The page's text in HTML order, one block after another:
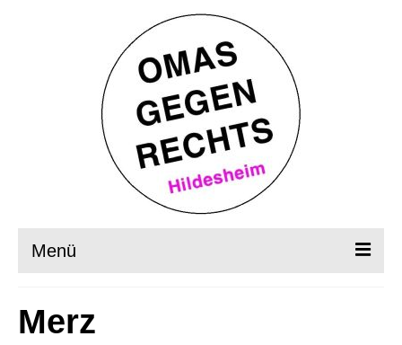
Menü
Wer, wie, was?
Merz